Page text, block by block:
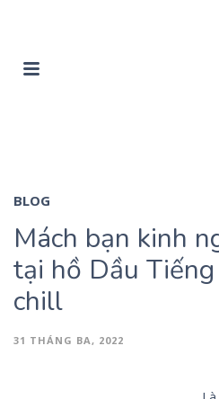
BLOG
Mách bạn kinh
tại hồ Dầu
chill
31 THÁNG BA, 2022